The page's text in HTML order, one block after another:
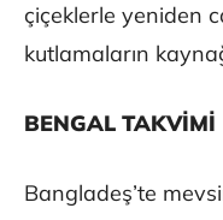
çiçeklerle yeniden
kutlamaların
BENGAL TAKVİMİ
Bangladeş’te